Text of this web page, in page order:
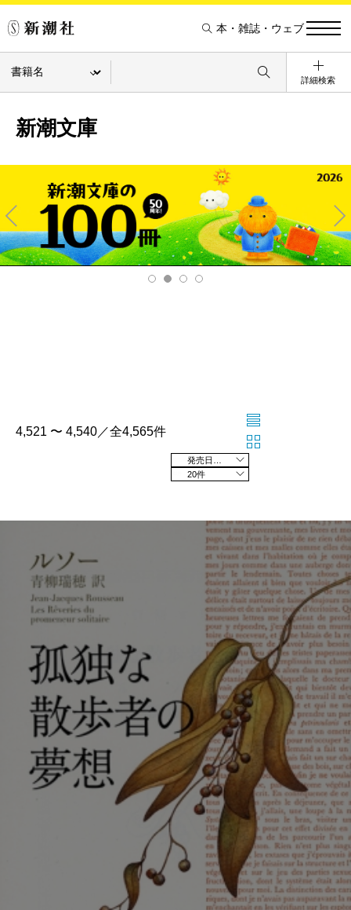
本・雑誌・ウェブ
詳細検索
新潮文庫
Pre
v
Ne
xt
4,521 〜 4,540／全4,565件
20件